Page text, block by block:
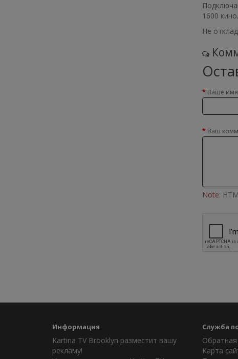
1600
Не
Ваше имя
Ваш
Note:
Информация
Kartina TV Brooklyn разместит вашу
рекламу!
Служба
Обратная
Карта